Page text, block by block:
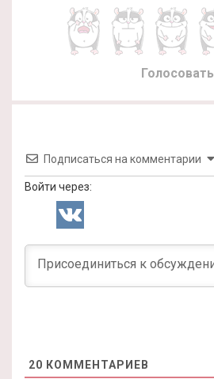
Голосовать
Подписаться на комментарии
Войти через:
20 КОММЕНТАРИЕВ